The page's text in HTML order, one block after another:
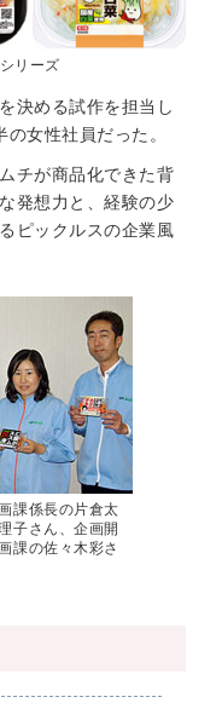
リーズ
決める試作を担当し
女性社員だった。
チが商品化できた背
発想力と、経験の少
ピックルスの企業風
課係長の片倉太
子さん、企画開
課の佐々木彩さ